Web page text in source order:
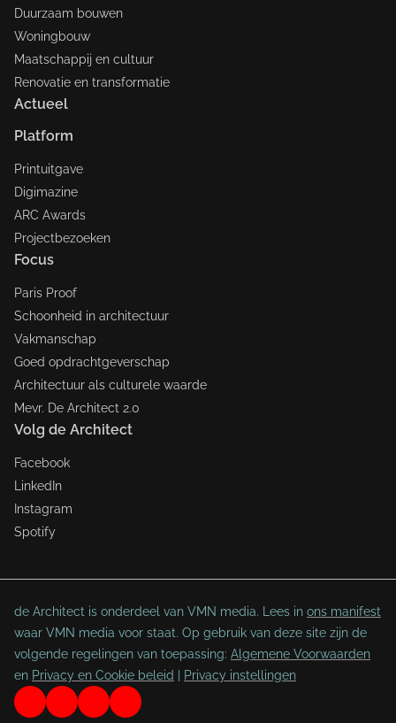
Duurzaam bouwen
Woningbouw
Maatschappij en cultuur
Renovatie en transformatie
Actueel
Platform
Printuitgave
Digimazine
ARC Awards
Projectbezoeken
Focus
Paris Proof
Schoonheid in architectuur
Vakmanschap
Goed opdrachtgeverschap
Architectuur als culturele waarde
Mevr. De Architect 2.0
Volg de Architect
Facebook
LinkedIn
Instagram
Spotify
de Architect is onderdeel van VMN media. Lees in ons manifest
waar VMN media voor staat. Op gebruik van deze site zijn de
volgende regelingen van toepassing: Algemene Voorwaarden
en Privacy en Cookie beleid Privacy instellingen